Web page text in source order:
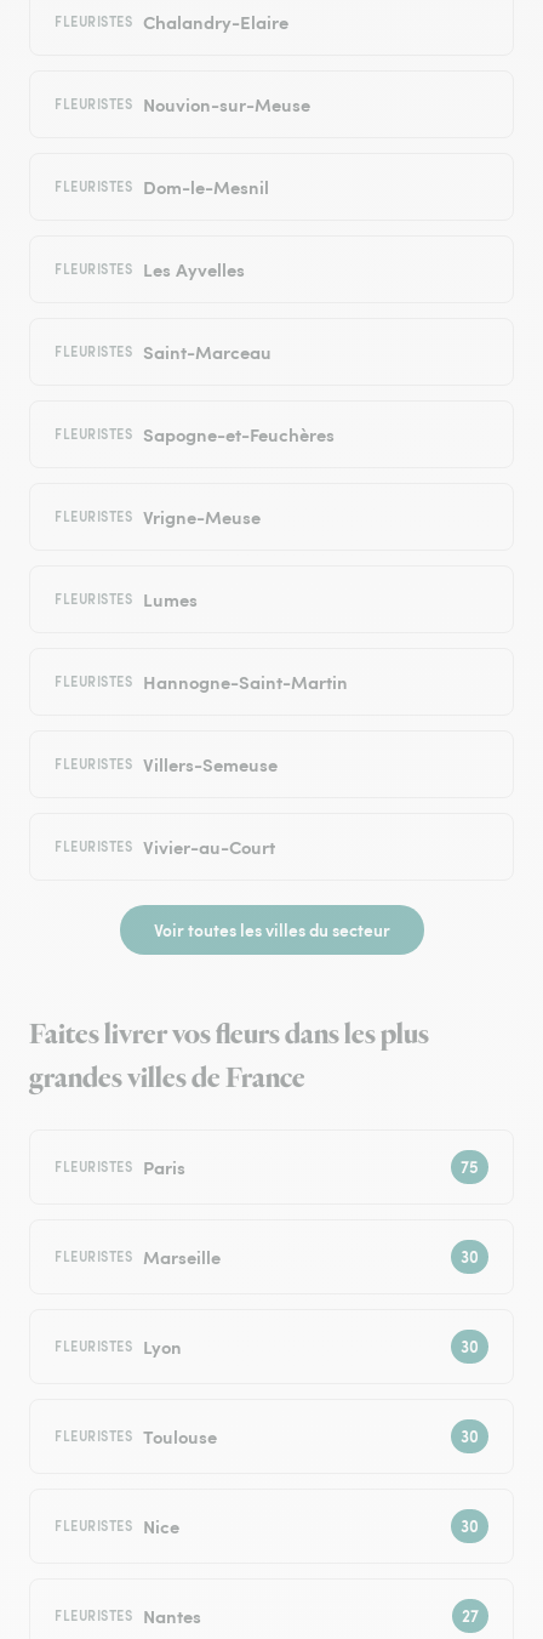
FLEURISTES Chalandry-Elaire
FLEURISTES Nouvion-sur-Meuse
FLEURISTES Dom-le-Mesnil
FLEURISTES Les Ayvelles
FLEURISTES Saint-Marceau
FLEURISTES Sapogne-et-Feuchères
FLEURISTES Vrigne-Meuse
FLEURISTES Lumes
FLEURISTES Hannogne-Saint-Martin
FLEURISTES Villers-Semeuse
FLEURISTES Vivier-au-Court
Voir toutes les villes du secteur
Faites livrer vos fleurs dans les plus
grandes villes de France
FLEURISTES Paris
FLEURISTES Marseille
FLEURISTES Lyon
FLEURISTES Toulouse
FLEURISTES Nice
FLEURISTES Nantes